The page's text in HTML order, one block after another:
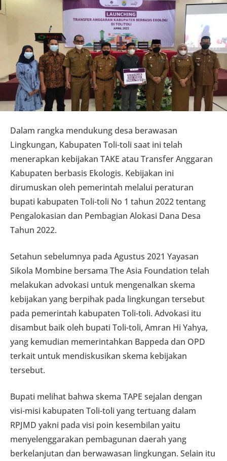
Dalam rangka mendukung desa berawasan
Lingkungan, Kabupaten Toli-toli saat ini telah
menerapkan kebijakan TAKE atau Transfer Anggaran
Kabupaten berbasis Ekologis. Kebijakan ini
dirumuskan oleh pemerintah melalui peraturan
bupati kabupaten Toli-toli No 1 tahun 2022 tentang
Pengalokasian dan Pembagian Alokasi Dana Desa
Tahun 2022.
Setahun sebelumnya pada Agustus 2021 Yayasan
Sikola Mombine bersama The Asia Foundation telah
melakukan advokasi untuk mengenalkan skema
kebijakan yang berpihak pada lingkungan tersebut
pada pemerintah kabupaten Toli-toli. Advokasi itu
disambut baik oleh bupati Toli-toli, Amran Hi Yahya,
yang kemudian memerintahkan Bappeda dan OPD
terkait untuk mendiskusikan skema kebijakan
tersebut.
Bupati melihat bahwa skema TAPE sejalan dengan
visi-misi kabupaten Toli-toli yang tertuang dalam
RPJMD yakni pada visi poin kesembilan yaitu
menyelenggarakan pembagunan daerah yang
berkelanjutan dan berwawasan lingkungan. Selain itu